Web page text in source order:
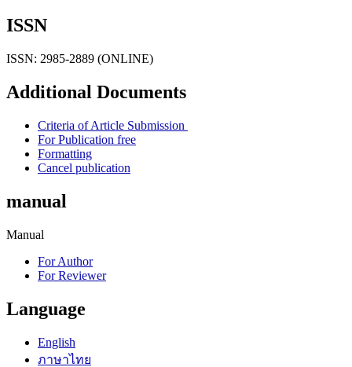
ISSN
ISSN: 2985-2889 (ONLINE)
Additional Documents
Criteria of Article Submission
For Publication free
Formatting
Cancel publication
manual
Manual
For Author
For Reviewer
Language
English
ภาษาไทย